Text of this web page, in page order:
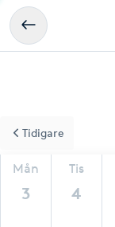
Mån
3
Tis
4
Tidigare